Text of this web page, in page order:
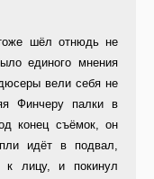
шёл отнюдь не
единого мнения
вели себя не
Финчеру палки в
конец съёмок, он
идёт в подвал,
к лицу, и покинул